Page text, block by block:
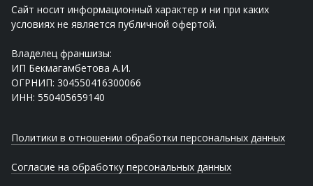
Сайт носит информационный характер и ни при каких
условиях не является публичной офертой.
Владелец франшизы:
ИП Бекмагамбетова А.И.
ОГРНИП: 304550416300066
ИНН: 550405659140
Политики в отношении обработки персональных данных
Согласие на обработку персональных данных